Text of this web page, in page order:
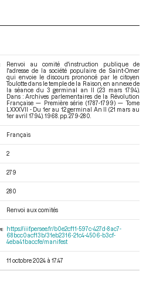
1er au 12 germinal An II (21 mars au 1er avril 1794)
Renvoi au comité d'instruction publique de
l'adresse de la société populaire de Saint-Omer
qui envoie le discours prononcé par le citoyen
Toulotte dans le temple de la Raison, en annexe de
la séance du 3 germinal an II (23 mars 1794).
Dans : Archives parlementaires de la Révolution
Française — Première série (1787-1799) — Tome
LXXXVII - Du 1er au 12 germinal An II (21 mars au
1er avril 1794) . 1968. pp. 279-280.
Français
2
279
280
Renvoi aux comités
https://iiif.persee.fr/b0e2cf11-597c-427d-8ac7-
68bcc0acf13b/31eb2316-21c4-4506-b3cf-
4eba41baccfe/manifest
11 octobre 2024 à 17:47